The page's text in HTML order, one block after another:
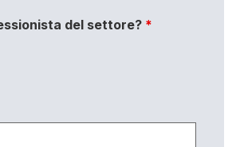
del settore? *